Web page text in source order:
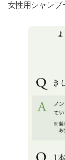
女性用シャンプ